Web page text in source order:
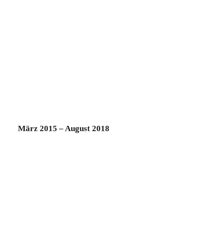
März 2015 – August 2018